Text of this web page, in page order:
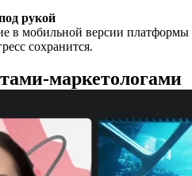
рукой
в мобильной версии платформы
сохранится.
маркетологами